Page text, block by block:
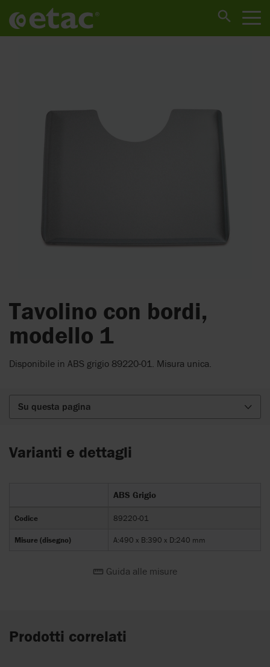
Tavolino con bordi,
modello 1
Disponibile in ABS grigio 89220-01. Misura unica.
Su questa pagina
Varianti e dettagli
ABS Grigio
Codice 89220-01
Misure (disegno) A:490 x B:390 x D:240 mm
Guida alle misure
Prodotti correlati